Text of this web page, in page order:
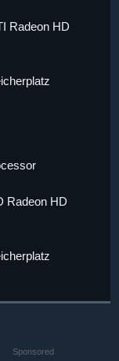
Radeon HD
Radeon HD
Sponsored